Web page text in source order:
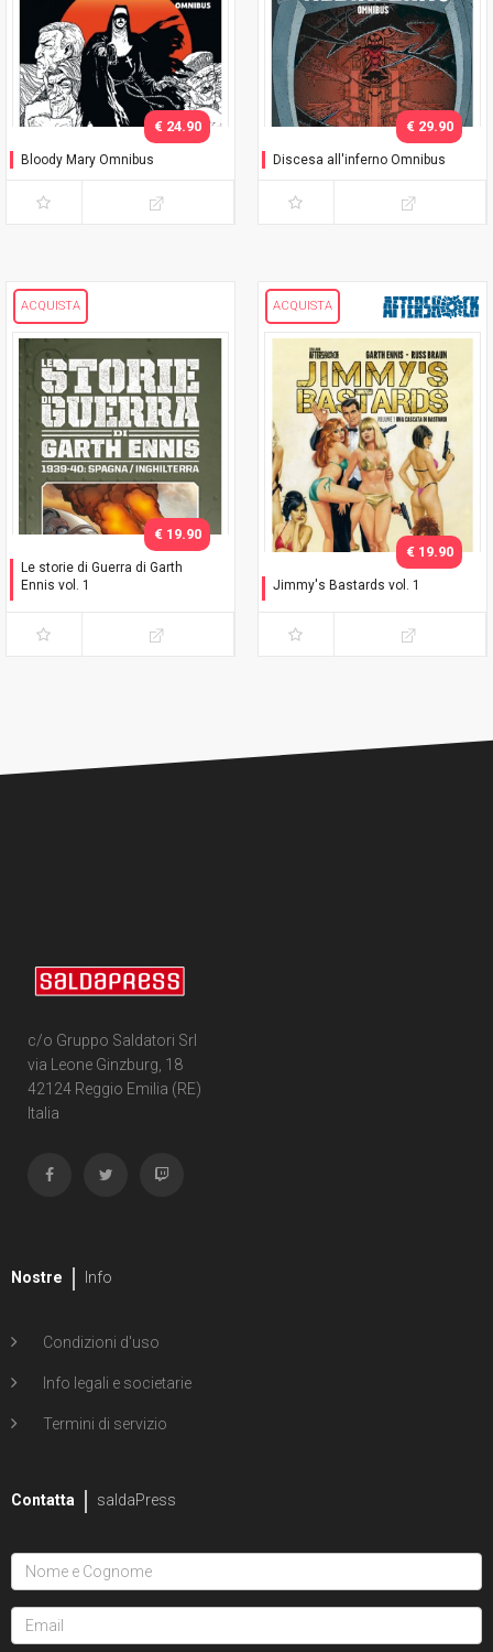
Bloody Mary Omnibus
€ 24.90
Discesa all'inferno Omnibus
€ 29.90
ACQUISTA
Le storie di Guerra di Garth
Ennis vol. 1
Inghilterra
€ 19.90
ACQUISTA
Jimmy's Bastards vol. 1
€ 19.90
c/o Gruppo Saldatori Srl
via Leone Ginzburg, 18
42124 Reggio Emilia (RE)
Italia
Nostre Info
Condizioni d'uso
Info legali e societarie
Termini di servizio
Contatta saldaPress